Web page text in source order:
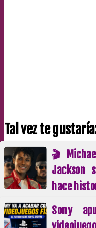
Tal vez te
🎬
Jackson
hace
Sony